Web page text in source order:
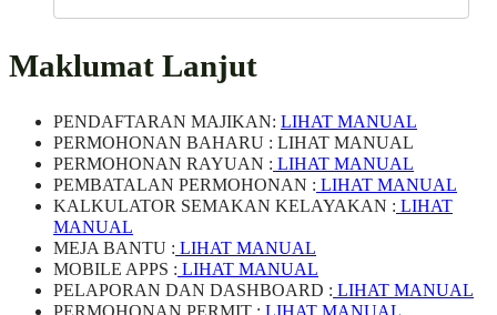
Maklumat Lanjut
PENDAFTARAN MAJIKAN: LIHAT MANUAL
PERMOHONAN BAHARU : LIHAT MANUAL
PERMOHONAN RAYUAN : LIHAT MANUAL
PEMBATALAN PERMOHONAN : LIHAT MANUAL
KALKULATOR SEMAKAN KELAYAKAN : LIHAT
MANUAL
MEJA BANTU : LIHAT MANUAL
MOBILE APPS : LIHAT MANUAL
PELAPORAN DAN DASHBOARD : LIHAT MANUAL